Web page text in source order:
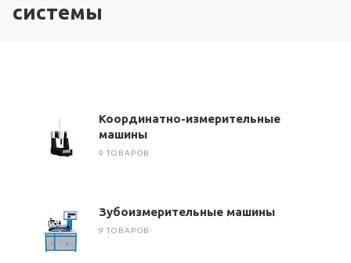
системы
Координатно-измерительные
машины
9 ТОВАРОВ
Зубоизмерительные машины
9 ТОВАРОВ